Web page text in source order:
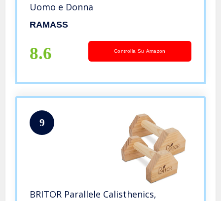
Uomo e Donna
RAMASS
8.6 Controlla Su Amazon
9
BRITOR Parallele Calisthenics,